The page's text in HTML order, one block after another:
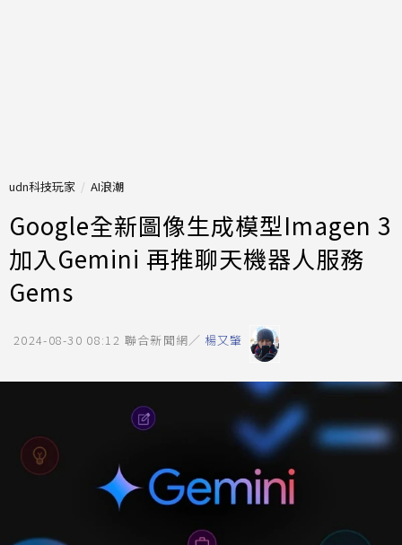
udn科技玩家 AI浪潮
Google全新圖像生成模型Imagen 3
加入Gemini 再推聊天機器人服務
Gems
2024-08-30 08:12 聯合新聞網／ 楊又肇